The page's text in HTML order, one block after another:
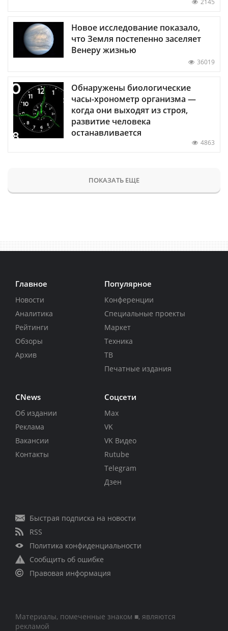
Новое исследование показало,
что Земля постепенно заселяет
Венеру жизнью
36019
Обнаружены биологические
часы-хронометр организма —
когда они выходят из строя,
развитие человека
останавливается
4863
ПОКАЗАТЬ ЕЩЕ
Главное
Новости
Аналитика
Рейтинги
Обзоры
Архив
Популярное
Конференции
Специальные проекты
Маркет
Техника
ТВ
Печатные издания
CNews
Об издании
Реклама
Вакансии
Контакты
Соцсети
Max
VK
VK Видео
Rutube
Telegram
Дзен
Быстрая подписка на новости
RSS
Политика конфиденциальности
Сообщить об ошибке
Правовая информация
Материалы, помеченные знаком ■, являются
рекламой